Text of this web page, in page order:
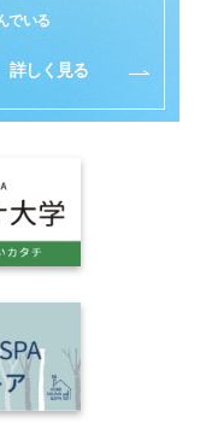
でいる
詳しく見る